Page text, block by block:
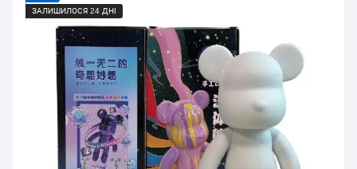
ЗАЛИШИЛОСЯ 24 ДНІ